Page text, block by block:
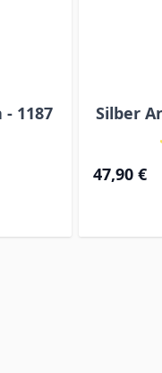
1187 Silber
47,90 €